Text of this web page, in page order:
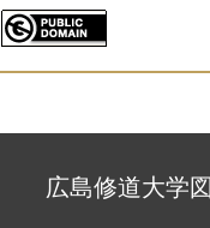
広島修道大学